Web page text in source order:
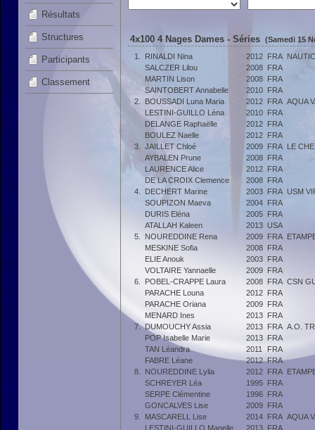
Résultats
Structures
Participants
Classement
4x100 4 Nages Dames - Séries (Samedi 15
1.
RINALDI Nina 2012 FRA
SALCZER Lilou
2008 FRA
MARTIN Lison
2008 FRA
SAINTOBERT Annabelle
2010 FRA
2.
BOUSSADI Luna Maria 2012 FRA AQUA
LESTINI-GUILLO Léna
2010 FRA
DELANGE Raphaëlle
2012 FRA
BOULEZ Naelle
2012 FRA
3.
JAILLET Chloé 2009 FRA LE
AYBALEN Prune
2008 FRA
LAURENCE Alice
2012 FRA
DE LA CROIX Clemence
2008 FRA
4.
DECHERT Marine 2003 FRA USM
SOUPIZON Maeva
2004 FRA
DURIS Eléna
2005 FRA
ATALLAH Kaleen
2013 USA
5.
NOUREDDINE Rena 2009 FRA
MESKINE Sofia
2008 FRA
ELIE Anouk
2003 FRA
VOLTAIRE Yannaelle
2009 FRA
6.
POBEL-CRAPPE Laura 2008 FRA CSN
PARACHE Louna
2012 FRA
PARACHE Oriana
2009 FRA
MENARD Ines
2013 FRA
7. DUMOUCHY Assia 2013 FRA A.O.
POP Isabelle Marie
2013 FRA
TAN Léandra
2011
FRA
FABRE Léane
2012 FRA
8.
NOUREDDINE Lylia 2012 FRA
SCHREYER Léa
1995 FRA
SERPE Clémentine
1996 FRA
GONCALVES Lise
2009 FRA
9.
MASCARELL Lise 2014 FRA AQUA
LESTINI-GUILLO Manelle
2013 FRA